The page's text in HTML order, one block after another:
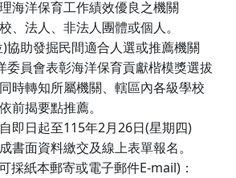
海洋保育工作績效優良之機關
、法人、非法人團體或個人。
)協助發掘民間適合人選或推薦機關
委員會表彰海洋保育貢獻楷模獎選拔
時轉知所屬機關、轄區內各級學校
前揭要點推薦。
即日起至115年2月 26日 (星期四)
書面資料繳交及線上表單報名。
採紙本郵寄或電子郵件E-mail) ：